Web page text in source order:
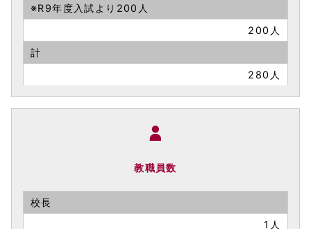
※R9年度入試より200人
200人
計
280人
教職員数
校長
1人